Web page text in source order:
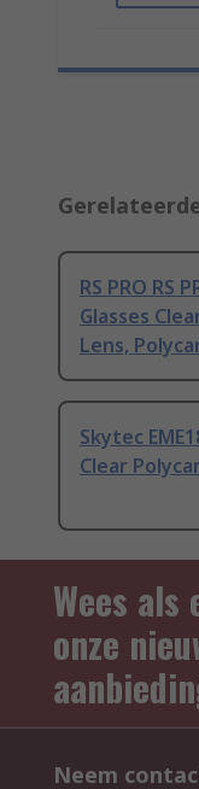
RS PRO RS
Glasses
Lens,
Skytec
Clear
Wees
onze
Neem